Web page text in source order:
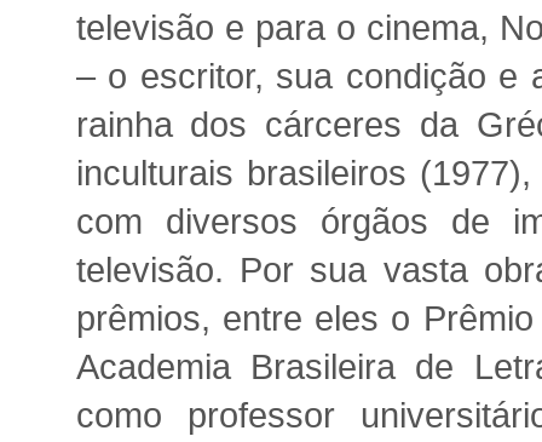
televisão e para o cinema,
– o escritor, sua condição e
rainha dos cárceres da
inculturais brasileiros
com diversos órgãos de
televisão. Por sua vasta
prêmios, entre eles o
Academia Brasileira de
como professor